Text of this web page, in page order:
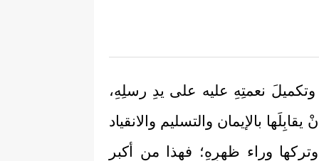
وتكميلَ نعمتِهِ عليه على يدِ رسلِهِ،
بالإيمان والتسليم والانقياد
وراء ظهرِهِ؛ فهذا من أكبر